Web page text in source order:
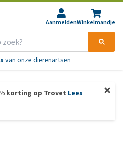
AanmeldenWinkelmandje
van onze dierenartsen
korting op Trovet Lees